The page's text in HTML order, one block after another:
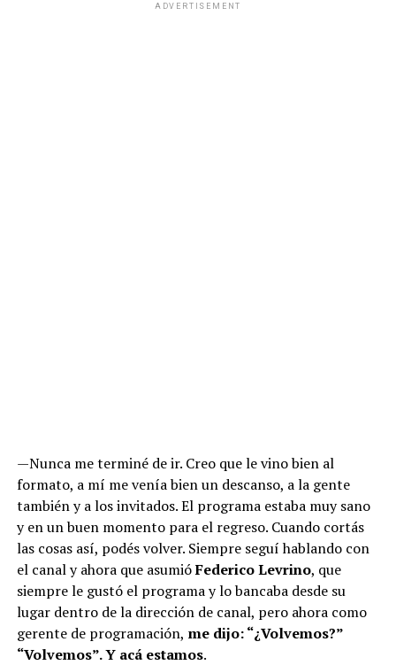
ADVERTISEMENT
—Nunca me terminé de ir. Creo que le vino bien al
formato, a mí me venía bien un descanso, a la gente
también y a los invitados. El programa estaba muy sano
y en un buen momento para el regreso. Cuando cortás
las cosas así, podés volver. Siempre seguí hablando con
el canal y ahora que asumióFederico Levrino, que
siempre le gustó el programa y lo bancaba desde su
lugar dentro de la dirección de canal, pero ahora como
gerente de programación, me dijo: “¿Volvemos?”
“Volvemos”. Y acá estamos.